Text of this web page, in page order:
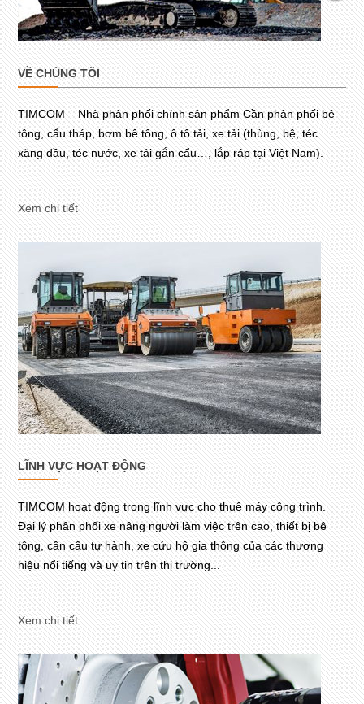
VỀ CHÚNG TÔI
TIMCOM – Nhà phân phối chính sản phẩm Cần phân phối bê
tông, cẩu tháp, bơm bê tông, ô tô tải, xe tải (thùng, bệ, téc
xăng dầu, téc nước, xe tải gắn cẩu…, lắp ráp tại Việt Nam).
Xem chi tiết
LĨNH VỰC HOẠT ĐỘNG
TIMCOM hoạt động trong lĩnh vực cho thuê máy công trình.
Đại lý phân phối xe nâng người làm việc trên cao, thiết bị bê
tông, cần cẩu tự hành, xe cứu hộ gia thông của các thương
hiệu nổi tiếng và uy tin trên thị trường...
Xem chi tiết